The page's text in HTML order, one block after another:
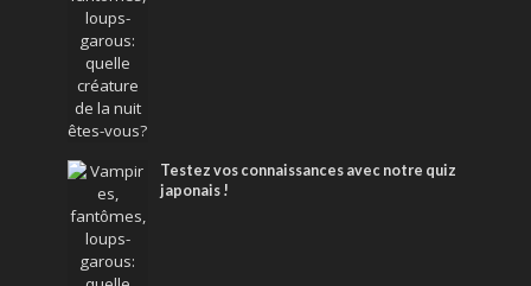
Testez vos connaissances avec notre quiz
japonais !